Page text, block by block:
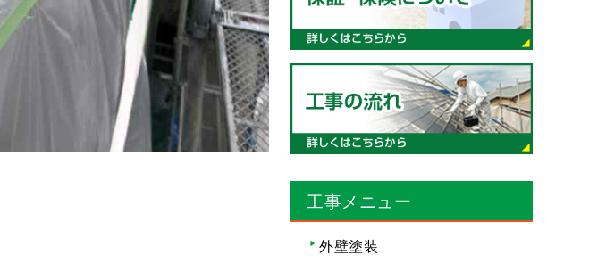
工事メニュー
外壁塗装